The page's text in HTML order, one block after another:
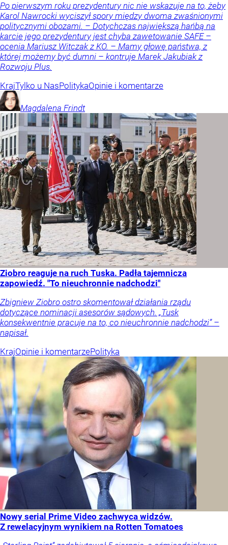
Po pierwszym roku prezydentury nic nie wskazuje na to, żeby
Karol Nawrocki wyciszył spory między dwoma zwaśnionymi
politycznymi obozami. – Dotychczas największą hańbą na
karcie jego prezydentury jest chyba zawetowanie SAFE –
ocenia Mariusz Witczak z KO. – Mamy głowę państwa, z
której możemy być dumni – kontruje Marek Jakubiak z
Rozwoju Plus.
KrajTylko u NasPolitykaOpinie i komentarze
Magdalena Frindt
Ziobro reaguje na ruch Tuska. Padła tajemnicza
zapowiedź. "To nieuchronnie nadchodzi"
Zbigniew Ziobro ostro skomentował działania rządu
dotyczące nominacji asesorów sądowych. „Tusk
konsekwentnie pracuje na to, co nieuchronnie nadchodzi” –
napisał.
KrajOpinie i komentarzePolityka
Nowy serial Prime Video zachwyca widzów.
Z rewelacyjnym wynikiem na Rotten Tomatoes